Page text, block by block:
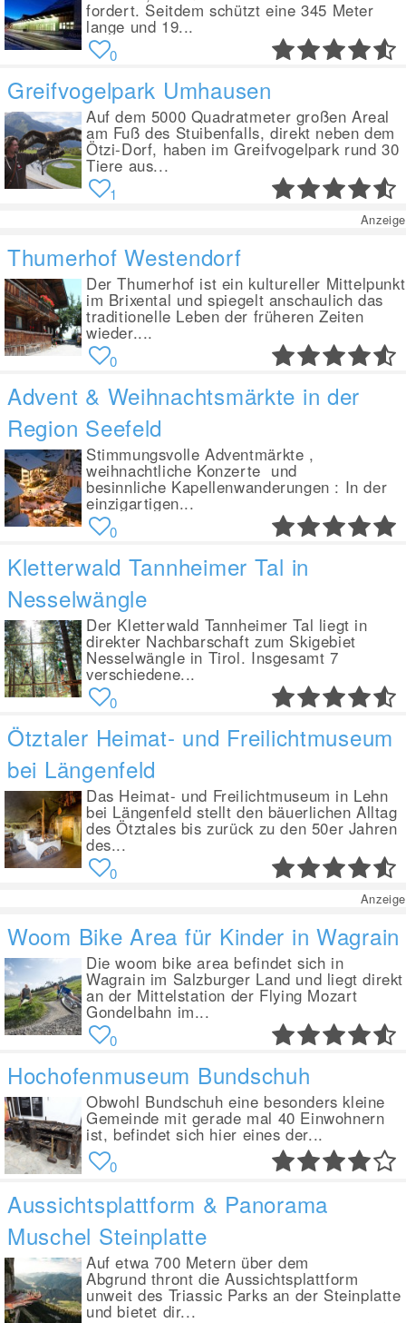
fordert. Seitdem schützt eine 345 Meter
lange und 19...
0
Greifvogelpark Umhausen
Auf dem 5000 Quadratmeter großen Areal
am Fuß des Stuibenfalls, direkt neben dem
Ötzi-Dorf, haben im Greifvogelpark rund 30
Tiere aus...
1
Anzeige
Thumerhof Westendorf
Der Thumerhof ist ein kultureller Mittelpunkt
im Brixental und spiegelt anschaulich das
traditionelle Leben der früheren Zeiten
wieder....
0
Advent & Weihnachtsmärkte in der
Region Seefeld
Stimmungsvolle Adventmärkte ,
weihnachtliche Konzerte und
besinnliche Kapellenwanderungen : In der
einzigartigen...
0
Kletterwald Tannheimer Tal in
Nesselwängle
Der Kletterwald Tannheimer Tal liegt in
direkter Nachbarschaft zum Skigebiet
Nesselwängle in Tirol. Insgesamt 7
verschiedene...
0
Ötztaler Heimat- und Freilichtmuseum
bei Längenfeld
Das Heimat- und Freilichtmuseum in Lehn
bei Längenfeld stellt den bäuerlichen Alltag
des Ötztales bis zurück zu den 50er Jahren
des...
0
Anzeige
Woom Bike Area für Kinder in Wagrain
Die woom bike area befindet sich in
Wagrain im Salzburger Land und liegt direkt
an der Mittelstation der Flying Mozart
Gondelbahn im...
0
Hochofenmuseum Bundschuh
Obwohl Bundschuh eine besonders kleine
Gemeinde mit gerade mal 40 Einwohnern
ist, befindet sich hier eines der...
0
Aussichtsplattform & Panorama
Muschel Steinplatte
Auf etwa 700 Metern über dem
Abgrund thront die Aussichtsplattform
unweit des Triassic Parks an der Steinplatte
und bietet dir...